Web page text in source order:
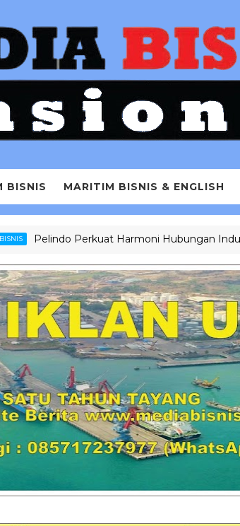
BISNIS MARITIM BISNIS & ENGLISH
Perkuat Harmoni Hubungan Industrial